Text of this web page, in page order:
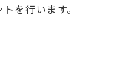
を行います。